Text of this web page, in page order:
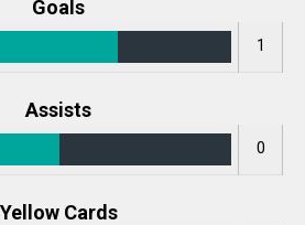
Goals
1
Assists
0
Yellow Cards